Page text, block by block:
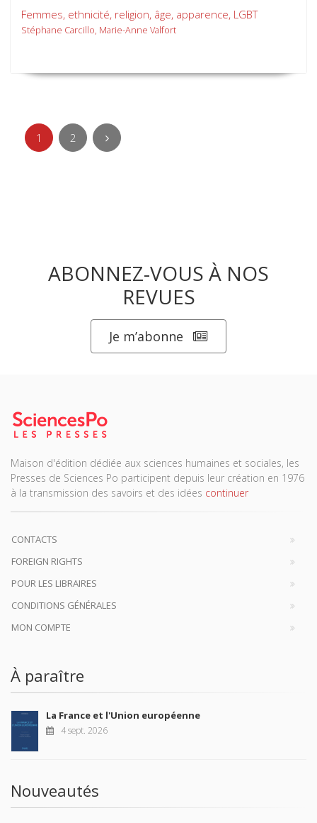
Femmes, ethnicité, religion, âge, apparence, LGBT
Stéphane Carcillo, Marie-Anne Valfort
1 2
ABONNEZ-VOUS À NOS
REVUES
Je m’abonne
Maison d'édition dédiée aux sciences humaines et sociales, les
Presses de Sciences Po participent depuis leur création en 1976
à la transmission des savoirs et des idées continuer
CONTACTS
FOREIGN RIGHTS
POUR LES LIBRAIRES
CONDITIONS GÉNÉRALES
MON COMPTE
À paraître
La France et l'Union européenne
4 sept. 2026
Nouveautés